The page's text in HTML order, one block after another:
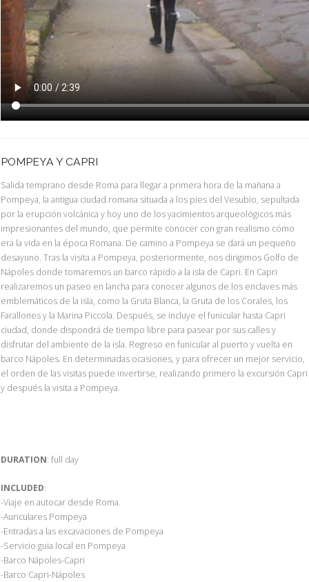
POMPEYA Y CAPRI
Salida temprano desde Roma para llegar a primera hora de la mañana a
Pompeya, la antigua ciudad romana situada a los pies del Vesubio, sepultada
por la erupción volcánica y hoy uno de los yacimientos arqueológicos más
impresionantes del mundo, que permite conocer con gran realismo cómo
era la vida en la época Romana. De camino a Pompeya se dará un pequeño
desayuno. Tras la visita a Pompeya, posteriormente, nos dirigimos Golfo de
Nápoles donde tomaremos un barco rápido a la isla de Capri. En Capri
realizaremos un paseo en lancha para conocer algunos de los enclaves más
emblemáticos de la isla, como la Gruta Blanca, la Gruta de los Corales, los
Farallones y la Marina Piccola. Después, se incluye el funicular hasta Capri
ciudad, donde dispondrá de tiempo libre para pasear por sus calles y
disfrutar del ambiente de la isla. Regreso en funicular al puerto y vuelta en
barco Nápoles. En determinadas ocasiones, y para ofrecer un mejor servicio,
el orden de las visitas puede invertirse, realizando primero la excursión Capri
y después la visita a Pompeya.
DURATION: full day
INCLUDED:
-Viaje en autocar desde Roma.
-Auriculares Pompeya
-Entradas a las excavaciones de Pompeya
-Servicio guia local en Pompeya
-Barco Nápoles-Capri
-Barco Capri-Nápoles